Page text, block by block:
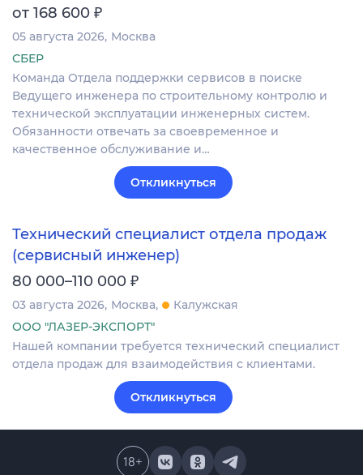
от 168 600 ₽
05 августа 2026 Москва
СБЕР
Команда Отдела поддержки сервисов в поиске
Ведущего инженера по строительному контролю и
технической эксплуатации инженерных систем.
Обязанности отвечать за своевременное и
качественное обслуживание и…
Откликнуться
Технический специалист отдела продаж
(сервисный инженер)
80 000–110 000 ₽
03 августа 2026 Москва
Калужская
ООО "ЛАЗЕР-ЭКСПОРТ"
Нашей компании требуется технический специалист
отдела продаж для взаимодействия с клиентами.
Откликнуться
18+